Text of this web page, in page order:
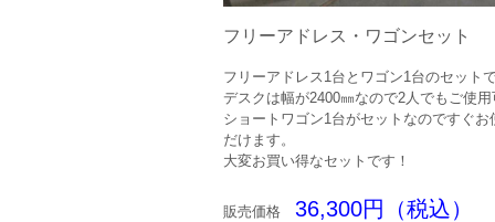
フリーアドレス・ワゴンセット
フリーアドレス1台とワゴン1台のセットで
デスクは幅が2400㎜なので2人でもご使用
ショートワゴン1台がセットなのですぐお
だけます。
大変お買い得なセットです！
販売価格 36,300円（税込）